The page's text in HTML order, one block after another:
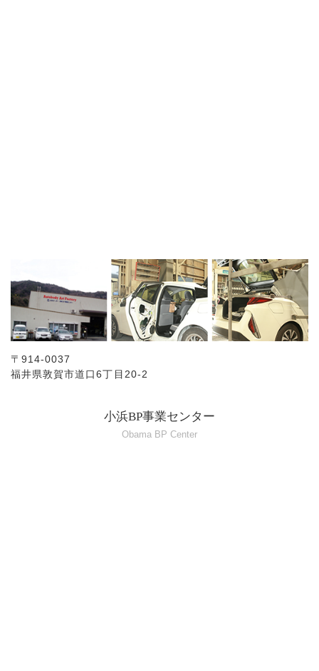
〒914-0037
福井県敦賀市道口6丁目20-2
小浜BP事業センター
Obama BP Center